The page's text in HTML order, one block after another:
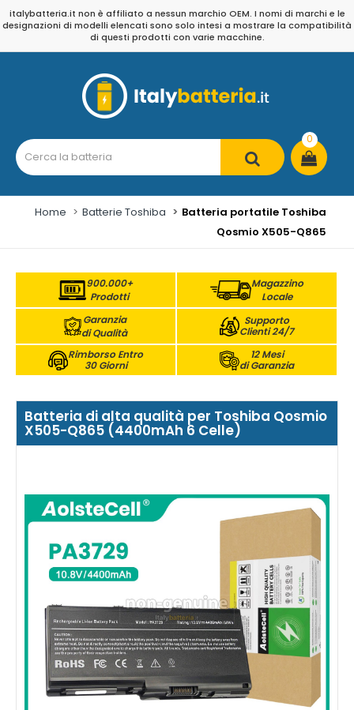
italybatteria.it non è affiliato a nessun marchio OEM. I nomi di marchi e le
designazioni di modelli elencati sono solo intesi a mostrare la compatibilità
di questi prodotti con varie macchine.
0
Home Batterie Toshiba
Batteria portatile Toshiba
Qosmio X505-Q865
900.000+
Prodotti
Magazzino
Locale
Garanzia
di Qualità
Supporto
Clienti 24/7
Rimborso Entro
30 Giorni
12 Mesi
di Garanzia
Batteria di alta qualità per Toshiba Qosmio
X505-Q865 (4400mAh 6 Celle)